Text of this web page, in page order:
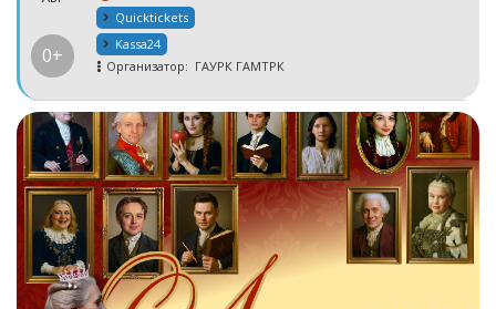
0+
Quicktickets
Kassa24
Организатор: ГАУРК ГАМТРК